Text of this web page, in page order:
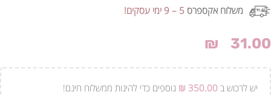
משלוח אקספרס 5 – 9 ימי עסקים!
₪ 31.00
יש לרכוש ב ₪ 350.00 נוספים כדי להינות ממשלוח חינם!